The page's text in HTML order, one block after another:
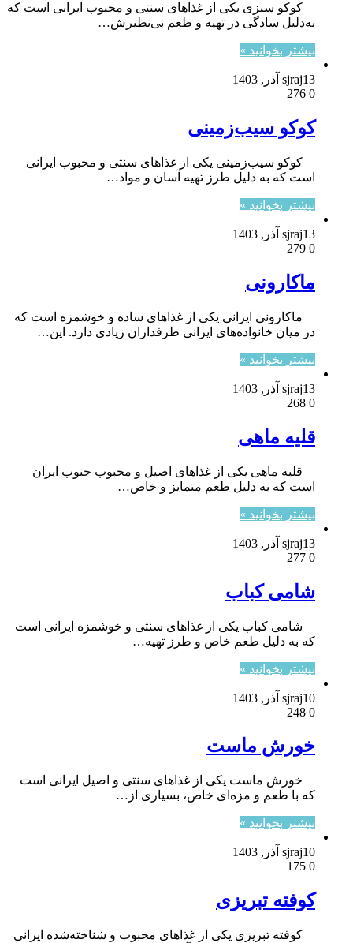
کوکو سبزی یکی از غذاهای سنتی و محبوب ایرانی است که
به‌دلیل سادگی در تهیه و طعم بی‌نظیرش…
بیشتر بخوانید »
sjraj13 آذر, 1403
0
کوکو سیب‌زمینی
کوکو سیب‌زمینی یکی از غذاهای سنتی و محبوب ایرانی
است که به دلیل طرز تهیه آسان و مواد…
بیشتر بخوانید »
sjraj13 آذر, 1403
0
ماکارونی
ماکارونی ایرانی یکی از غذاهای ساده و خوشمزه است که
در میان خانواده‌های ایرانی طرفداران زیادی دارد. این…
بیشتر بخوانید »
sjraj13 آذر, 1403
0
قلیه ماهی
قلیه ماهی یکی از غذاهای اصیل و محبوب جنوب ایران
است که به دلیل طعم متمایز و خاص…
بیشتر بخوانید »
sjraj13 آذر, 1403
0
شامی کباب
شامی کباب یکی از غذاهای سنتی و خوشمزه ایرانی است
که به دلیل طعم خاص و طرز تهیه…
بیشتر بخوانید »
sjraj10 آذر, 1403
0
خورش ماست
خورش ماست یکی از غذاهای سنتی و اصیل ایرانی است
که با طعم و مزه‌ای خاص، بسیاری از…
بیشتر بخوانید »
sjraj10 آذر, 1403
0
کوفته تبریزی
کوفته تبریزی یکی از غذاهای محبوب و شناخته‌شده ایرانی